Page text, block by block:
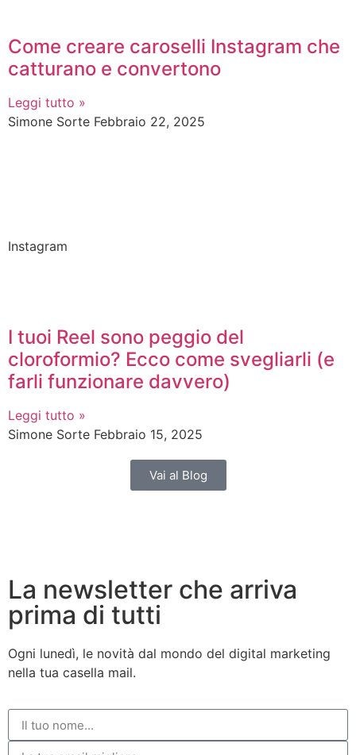
Come creare caroselli Instagram che
catturano e convertono
Leggi tutto »
Simone Sorte Febbraio 22, 2025
Instagram
I tuoi Reel sono peggio del
cloroformio? Ecco come svegliarli (e
farli funzionare davvero)
Leggi tutto »
Simone Sorte Febbraio 15, 2025
Vai al Blog
La newsletter che arriva
prima di tutti
Ogni lunedì, le novità dal mondo del digital marketing
nella tua casella mail.